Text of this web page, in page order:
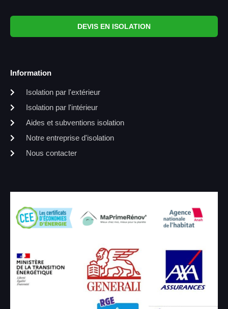
DEVIS EN ISOLATION
Information
Isolation par l'extérieur
Isolation par l'intérieur
Aides et subventions isolation
Notre entreprise d'isolation
Nous contacter